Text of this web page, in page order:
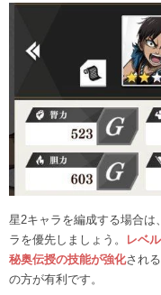
星2キャラを編成する場合は
ラを優先しましょう。
レベ
秘奥伝授の技能が強化され
の方が有利です。